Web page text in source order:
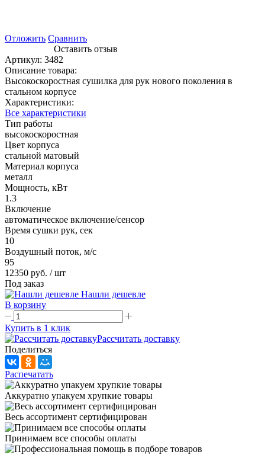
Отложить Сравнить
Оставить отзыв
Артикул: 3482
Описание товара:
Высокоскоростная сушилка для рук нового поколения в
стальном корпусе
Характеристики:
Все характеристики
Тип работы
высокоскоростная
Цвет корпуса
стальной матовый
Материал корпуса
металл
Мощность, кВт
1.3
Включение
автоматическое включение/сенсор
Время сушки рук, сек
10
Воздушный поток, м/с
95
12350 руб. / шт
Под заказ
Нашли дешевле
В корзину
Купить в 1 клик
Рассчитать доставку
Поделиться
Распечатать
Аккуратно упакуем хрупкие товары
Весь ассортимент сертифицирован
Принимаем все способы оплаты